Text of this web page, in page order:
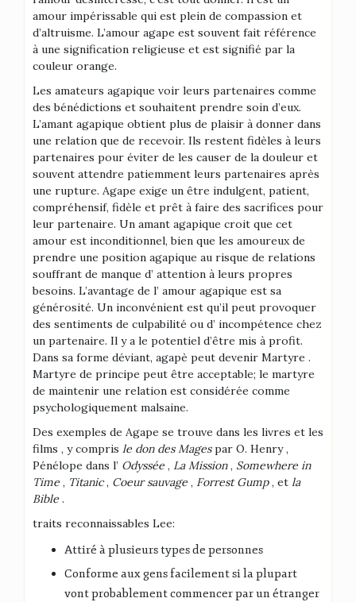
amour impérissable qui est plein de compassion et
d’altruisme. L’amour agape est souvent fait référence
à une signification religieuse et est signifié par la
couleur orange.
Les amateurs agapique voir leurs partenaires comme
des bénédictions et souhaitent prendre soin d’eux.
L’amant agapique obtient plus de plaisir à donner dans
une relation que de recevoir. Ils restent fidèles à leurs
partenaires pour éviter de les causer de la douleur et
souvent attendre patiemment leurs partenaires après
une rupture. Agape exige un être indulgent, patient,
compréhensif, fidèle et prêt à faire des sacrifices pour
leur partenaire. Un amant agapique croit que cet
amour est inconditionnel, bien que les amoureux de
prendre une position agapique au risque de relations
souffrant de manque d’ attention à leurs propres
besoins. L’avantage de l’ amour agapique est sa
générosité. Un inconvénient est qu’il peut provoquer
des sentiments de culpabilité ou d’ incompétence chez
un partenaire. Il y a le potentiel d’être mis à profit.
Dans sa forme déviant, agapè peut devenir Martyre .
Martyre de principe peut être acceptable; le martyre
de maintenir une relation est considérée comme
psychologiquement malsaine.
Des exemples de Agape se trouve dans les livres et les
films , y compris le don des Magespar O. Henry ,
Pénélope dans l’ Odyssée , La Mission, Somewhere in
Time , Titanic, Coeur sauvage , Forrest Gump, et la
Bible .
traits reconnaissables Lee:
Attiré à plusieurs types de personnes
Conforme aux gens facilement si la plupart
vont probablement commencer par un étranger